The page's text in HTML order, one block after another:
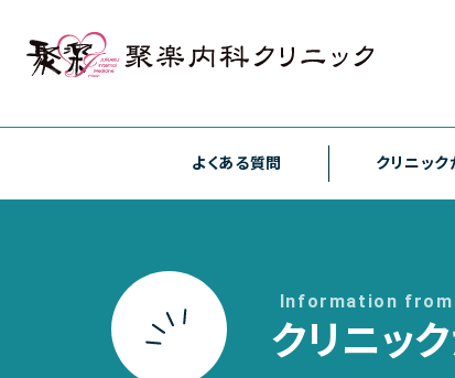
聚楽内科クリニック
TEL.096-387-
よくある質問 クリニッ
Information
クリニッ